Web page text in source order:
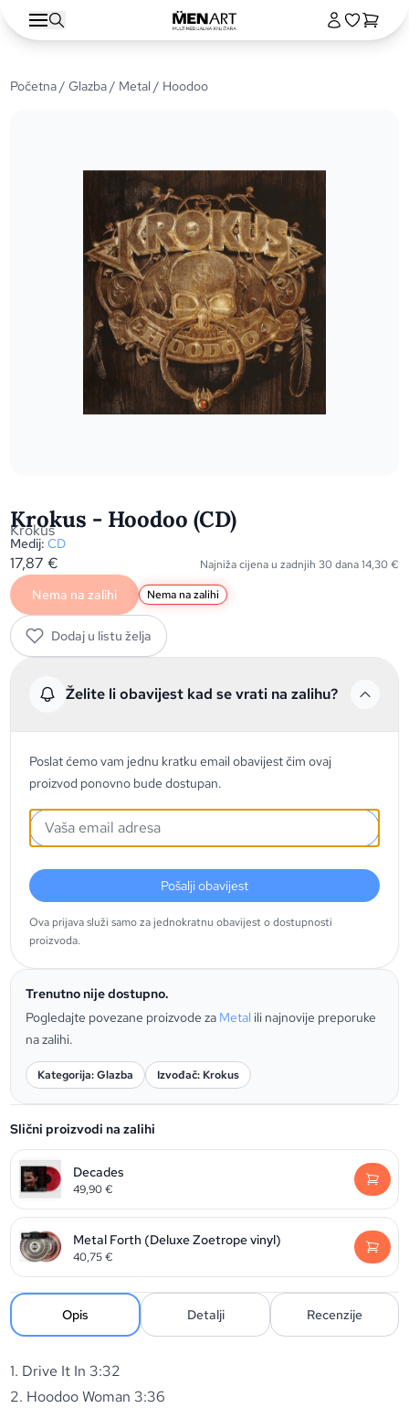
Početna/Glazba/ Metal / Hoodoo
Krokus - Hoodoo (CD)
Krokus
Medij: CD
17,87€ Najniža cijena u zadnjih 30 dana14,30€
Nema na zalihi Nema na zalihi
Dodaj u listu želja
Želite li obavijest kad se vrati na zalihu?
Poslat ćemo vam jednu kratku email obavijest čim ovaj
proizvod ponovno bude dostupan.
Pošalji obavijest
Ova prijava služi samo za jednokratnu obavijest o dostupnosti
proizvoda.
Trenutno nije dostupno.
Pogledajte povezane proizvode za Metal ili najnovije preporuke
na zalihi.
Kategorija: Glazba Izvođač: Krokus
Slični proizvodi na zalihi
Decades
49,90€
Metal Forth (Deluxe Zoetrope vinyl)
40,75€
Opis Detalji Recenzije
1. Drive It In 3:32
2. Hoodoo Woman 3:36